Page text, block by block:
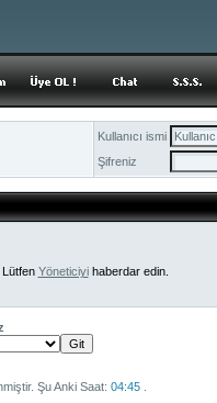
Kullanıcı ismi
Şifreniz
Yöneticiyihaberdar edin.
Şu Anki Saat: 04:45